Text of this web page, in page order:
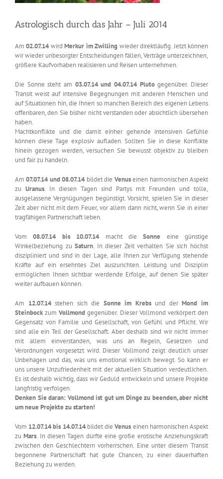
Astrologisch durch das Jahr – Juli 2014
Am02.07.14wirdMerkur im Zwilling wieder direktläufig. Jetzt können
wir wieder unbesorgter Entscheidungen fällen, Verträge unterzeichnen,
größere Kaufvorhaben realisieren und Reisen unternehmen.
Die Sonne steht am 03.07.14 und 04.07.14 Plutogegenüber. Dieser
Transit weist auf intensive Begegnungen mit anderen Menschen und
auf Situationen hin, die Ihnen so manchen Bereich des eigenen Lebens
offenbaren, den Sie bisher nicht verstanden oder absichtlich übersehen
haben.
Machtkonflikte und die damit einher gehende intensiven Gefühle
können diese Tage explosiv aufladen. Sollten Sie in diese Konflikte
hinein gezogen werden, versuchen Sie bewusst objektiv zu bleiben
und fair zu handeln.
Am07.07.14 und 08.07.14bildet die Venuseinen harmonischen Aspekt
zu Uranus. In diesen Tagen sind Partys mit Freunden und tolle,
ausgelassene Vergnügungen begünstigt. Vorsicht, spielen Sie in dieser
Zeit aber nicht mit dem Feuer, vor allem dann nicht, wenn Sie in einer
tragfähigen Partnerschaft leben.
Vom08.07.14 bis 10.07.14macht dieSonne eine günstige
Winkelbeziehung zuSaturn. In dieser Zeit verhalten Sie sich höchst
diszipliniert und sind in der Lage, alle Ihnen zur Verfügung stehende
Kräfte auf ein ersehntes Ziel auszurichten. Leistung und Disziplin
ermöglichen Ihnen sichtbar werdende Erfolge, auf denen Sie später
weiter aufbauen können.
Am 12.07.14stehen sich die Sonne im Krebsund derMond im
Steinbock zumVollmond gegenüber. Dieser Vollmond verkörpert den
Gegensatz von Familie und Gesellschaft, von Gefühl und Pflicht. Wir
sind alle ein Teil der Gesellschaft. Aber deshalb sind wir nicht immer
mit allem einverstanden, was uns an Regeln, Gesetzen und
Verordnungen vorgesetzt wird. Dieser Vollmond zeigt deutlich unser
Unbehagen und das, was uns emotional wirklich bewegt. So kann er
uns unsere Unzufriedenheit mit der aktuellen Situation verdeutlichen.
Es ist deshalb wichtig, dass wir Geduld entwickeln und unsere Projekte
langfristig verfolgen.
Denken Sie daran: Vollmond ist gut um Dinge zu beenden, aber nicht
um neue Projekte zu starten!
Vom 12.07.14 bis 14.07.14bildet dieVenus einen harmonischen Aspekt
zuMars. In diesen Tagen dürfte eine große erotische Anziehungskraft
zwischen den Geschlechtern vorherrschen. Eine unter diesem Transit
begonnene Partnerschaft hat gute Chancen, zu einer dauerhaften
Beziehung zu werden.